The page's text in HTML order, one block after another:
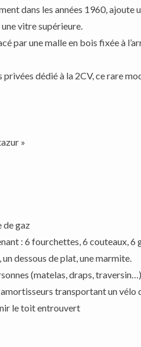
dans les années 1960, ajoute
vitre supérieure.
par une malle en bois fixée à
privées dédié à la 2CV, ce rare
»
de gaz
: 6 fourchettes, 6 couteaux,
dessous de plat, une marmite.
(matelas, draps, traversin…)
transportant un
le toit entrouvert